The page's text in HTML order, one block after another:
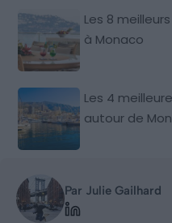
Les 8
à Monaco
Les 4
autour de
Par Julie Gailhard